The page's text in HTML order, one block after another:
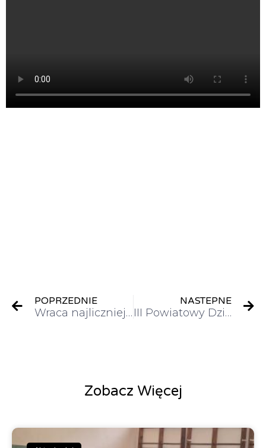
POPRZEDNIE
Wraca najliczniejsza akcja czytelnicza w Polsce!
NASTEPNE
III Powiatowy Dzień Języków Obcych
Zobacz Więcej